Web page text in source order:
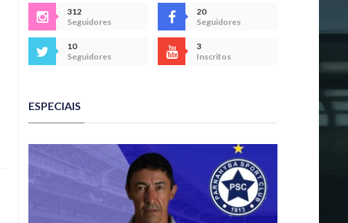
312
Seguidores
20
Seguidores
10
Seguidores
3
Inscritos
ESPECIAIS